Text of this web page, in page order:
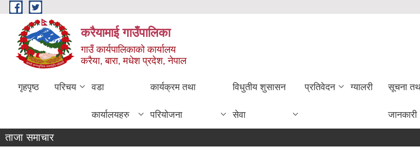
Skip to main content
करैयामाई गाउँपालिका
गाउँ कार्यपालिकाको कार्यालय
करैया, बारा, मधेश प्रदेश, नेपाल
गृहपृष्ठ परिचय वडा
कार्यालयहरु
कार्यक्रम तथा
परियोजना
विधुतीय शुसासन
सेवा
प्रतिवेदन ग्यालरी सूचना
जानकारी
ताजा समाचार